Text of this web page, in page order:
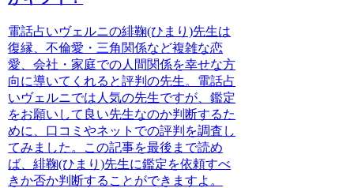
電話占いヴェルニの緋鞠(ひまり)先生は
復縁、不倫愛・三角関係など複雑な恋
愛、会社・家庭での人間関係を幸せな方
向に導いてくれると評判の先生。電話占
いヴェルニでは人気の先生ですが、鑑定
をお願いして良い先生なのか判断するた
めに、口コミやネットでの評判を調査し
てみました。この記事を最後まで読め
ば、緋鞠(ひまり)先生に鑑定を依頼すべ
きか否か判断することができますよ。